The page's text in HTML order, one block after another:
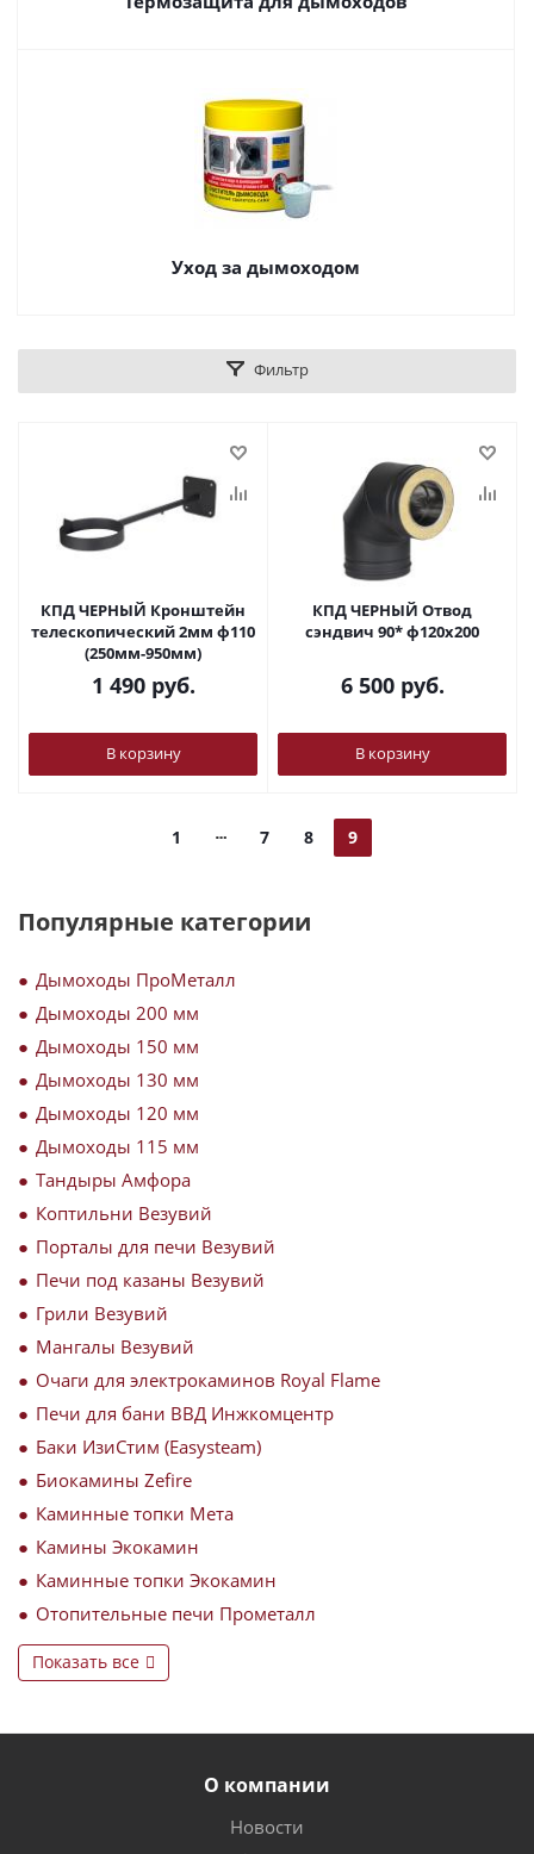
Уход за дымоходом
Фильтр
КПД ЧЕРНЫЙ Кронштейн
телескопический 2мм ф110
(250мм-950мм)
1 490руб.
В корзину
КПД ЧЕРНЫЙ Отвод
сэндвич 90* ф120х200
6 500руб.
В корзину
1 7 8 9
Популярные категории
Дымоходы ПроМеталл
Дымоходы 200 мм
Дымоходы 150 мм
Дымоходы 130 мм
Дымоходы 120 мм
Дымоходы 115 мм
Тандыры Амфора
Коптильни Везувий
Порталы для печи Везувий
Печи под казаны Везувий
Грили Везувий
Мангалы Везувий
Очаги для электрокаминов Royal Flame
Печи для бани ВВД Инжкомцентр
Баки ИзиСтим (Easysteam)
Биокамины Zefire
Каминные топки Мета
Камины Экокамин
Каминные топки Экокамин
Отопительные печи Прометалл
Показать все
О компании
Новости